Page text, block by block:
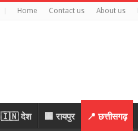
Home Contact us About us
🇮🇳 देश 🏢 रायपुर 📍 छत्तीसगढ़